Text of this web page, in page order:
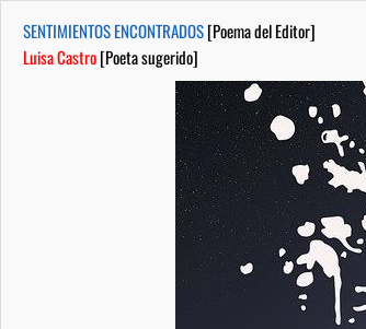
SENTIMIENTOS ENCONTRADOS[Poema del Editor]
Luisa Castro[Poeta sugerido]